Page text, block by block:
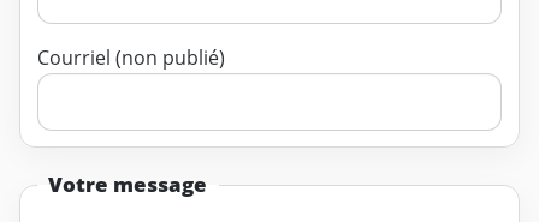
Courriel (non publié)
Votre message